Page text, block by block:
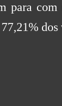
para com
dos